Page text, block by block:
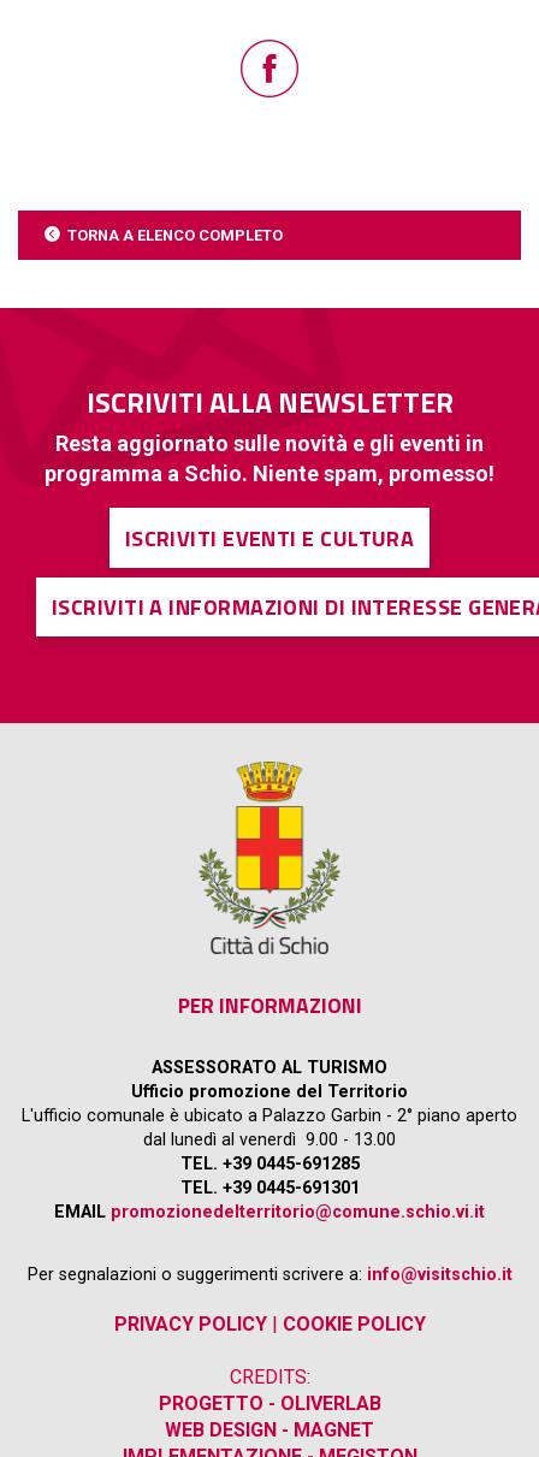
TORNA A ELENCO COMPLETO
ISCRIVITI ALLA NEWSLETTER
Resta aggiornato sulle novità e gli eventi in
programma a Schio. Niente spam, promesso!
ISCRIVITI EVENTI E CULTURA
ISCRIVITI A INFORMAZIONI DI INTERESSE
PER INFORMAZIONI
ASSESSORATO AL TURISMO
Ufficio promozione del Territorio
L'ufficio comunale è ubicato a Palazzo Garbin - 2° piano aperto
dal lunedì al venerdì 9.00 - 13.00
TEL. +39 0445-691285
TEL. +39 0445-691301
EMAIL promozionedelterritorio@comune.schio.vi.it
Per segnalazioni o suggerimenti scrivere a: info@visitschio.it
PRIVACY POLICY| COOKIE POLICY
CREDITS:
PROGETTO - OLIVERLAB
WEB DESIGN - MAGNET